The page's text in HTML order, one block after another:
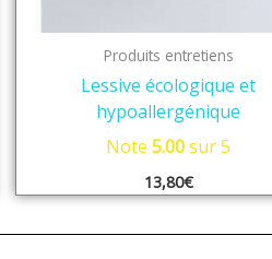
Produits entretiens
Lessive écologique et
hypoallergénique
Note 5.00sur 5
13,80€